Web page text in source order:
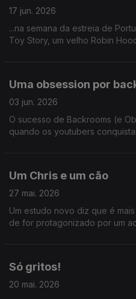
17 jun. 2026
...na semana da estreia de
Toy Story, um velho Robin
Uma obsession por
03 jun. 2026
O sucesso de Backrooms (e
quando os youtubers
Um Chris e um cão
27 mai. 2026
Um estudo novo diz que é
de for protagonizado por um
Só gritos!
20 mai. 2026